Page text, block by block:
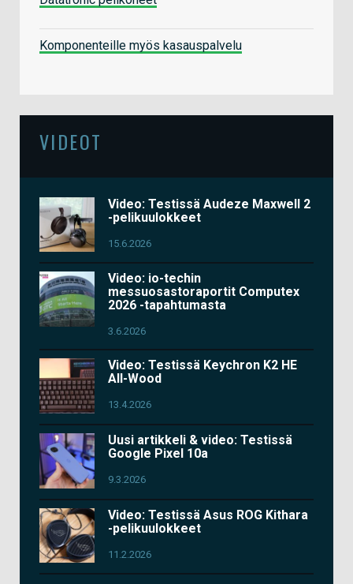
Komponenteille myös kasauspalvelu
VIDEOT
Video: Testissä Audeze Maxwell 2
-pelikuulokkeet
15.6.2026
Video: io-techin
messuosastoraportit Computex
2026 -tapahtumasta
3.6.2026
Video: Testissä Keychron K2 HE
All-Wood
13.4.2026
Uusi artikkeli & video: Testissä
Google Pixel 10a
9.3.2026
Video: Testissä Asus ROG Kithara
-pelikuulokkeet
11.2.2026